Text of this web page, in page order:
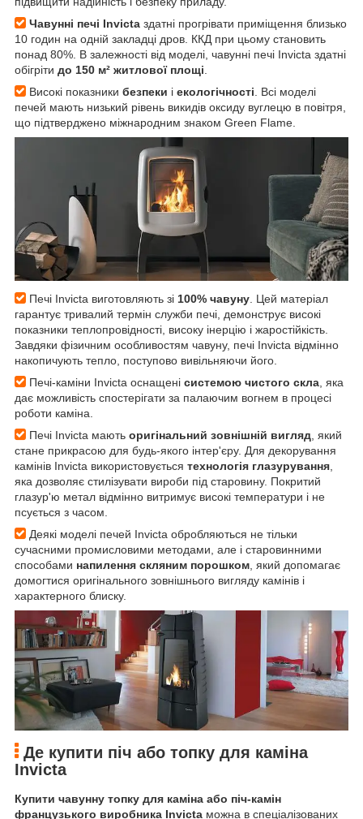
Чавунні печі Invicta здатні прогрівати приміщення близько
10 годин на одній закладці дров. ККД при цьому становить
понад 80%. В залежності від моделі, чавунні печі Invicta здатні
обігріти до 150 м² житлової площі
Високі показники безпеки і екологічності . Всі моделі
печей мають низький рівень викидів оксиду вуглецю в повітря,
що підтверджено міжнародним знаком Green Flame.
Печі Invicta виготовляють зі 100% чавуну. Цей матеріал
гарантує тривалий термін служби печі, демонструє високі
показники теплопровідності, високу інерцію і жаростійкість.
Завдяки фізичним особливостям чавуну, печі Invicta відмінно
накопичують тепло, поступово вивільняючи його.
Печі-каміни Invicta оснащені системою чистого скла, яка
дає можливість спостерігати за палаючим вогнем в процесі
роботи каміна.
Печі Invicta мають оригінальний зовнішній вигляд, який
стане прикрасою для будь-якого інтер'єру. Для декорування
камінів Invicta використовується технологія глазурування,
яка дозволяє стилізувати вироби під старовину. Покритий
глазур'ю метал відмінно витримує високі температури і не
псується з часом.
Деякі моделі печей Invicta обробляються не тільки
сучасними промисловими методами, але і старовинними
способами напилення скляним порошком, який допомагає
домогтися оригінального зовнішнього вигляду камінів і
характерного блиску.
Де купити піч або топку для каміна
Invicta
Купити чавунну топку для каміна або піч-камін
французького виробника Invicta можна в спеціалізованих